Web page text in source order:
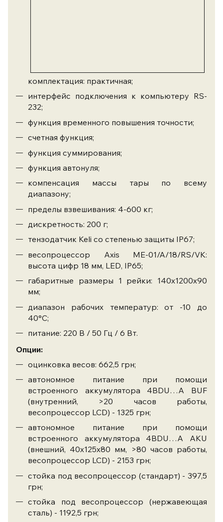
комплектация: практичная;
интерфейс подключения к компьютеру RS-
232;
функция временного повышения точности;
счетная функция;
функция суммирования;
функция автонуля;
компенсация массы тары по всему
диапазону;
пределы взвешивания: 4-600 кг;
дискретность: 200 г;
тензодатчик Keli со степенью защиты IP67;
весопроцессор Axis ME-01/A/18/RS/VK:
высота цифр 18 мм, LED, IP65;
габаритные размеры 1 рейки: 140х1200х90
мм;
диапазон рабочих температур: от -10 до
40°С;
питание: 220 В / 50 Гц / 6 Вт.
Опции:
оцинковка весов: 662,5 грн;
автономное питание при помощи
встроенного аккумулятора 4BDU…A BUF
(внутренний, >20 часов работы,
весопроцессор LCD) - 1325 грн;
автономное питание при помощи
встроенного аккумулятора 4BDU…A AKU
(внешний, 40х125х80 мм, >80 часов работы,
весопроцессор LCD) - 2153 грн;
стойка под весопроцессор (стандарт) - 397,5
грн;
стойка под весопроцессор (нержавеющая
сталь) - 1192,5 грн;